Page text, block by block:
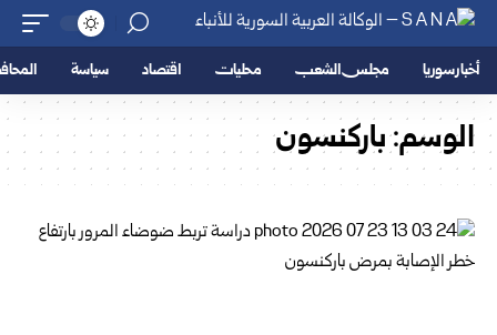
أخبار سوريا مجلس الشعب محليات اقتصاد سياسة
الوسم:باركنسون